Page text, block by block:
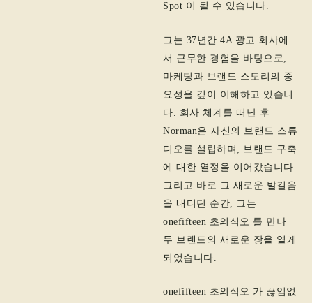
Spot 이 될 수 있습니다.
그는 37년간 4A 광고 회사에
서 근무한 경험을 바탕으로,
마케팅과 브랜드 스토리의 중
요성을 깊이 이해하고 있습니
다. 회사 체계를 떠난 후
Norman은 자신의 브랜드 스튜
디오를 설립하며, 브랜드 구축
에 대한 열정을 이어갔습니다.
그리고 바로 그 새로운 발걸음
을 내디딘 순간, 그는
onefifteen 초의식오 를 만나
두 브랜드의 새로운 장을 열게
되었습니다.
onefifteen 초의식오 가 끊임없